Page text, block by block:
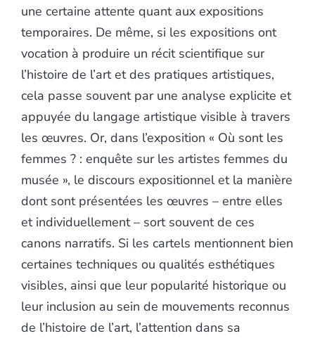
une certaine attente quant aux expositions
temporaires. De même, si les expositions ont
vocation à produire un récit scientifique sur
l’histoire de l’art et des pratiques artistiques,
cela passe souvent par une analyse explicite et
appuyée du langage artistique visible à travers
les œuvres. Or, dans l’exposition « Où sont les
femmes ? : enquête sur les artistes femmes du
musée », le discours expositionnel et la manière
dont sont présentées les œuvres – entre elles
et individuellement – sort souvent de ces
canons narratifs. Si les cartels mentionnent bien
certaines techniques ou qualités esthétiques
visibles, ainsi que leur popularité historique ou
leur inclusion au sein de mouvements reconnus
de l’histoire de l’art, l’attention dans sa